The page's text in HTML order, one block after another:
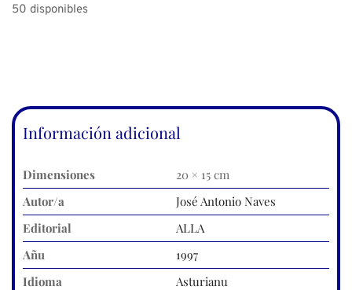
50 disponibles
Información adicional
Dimensiones
20 × 15 cm
Autor/a
José Antonio Naves
Editorial
ALLA
Añu
1997
Idioma
Asturianu